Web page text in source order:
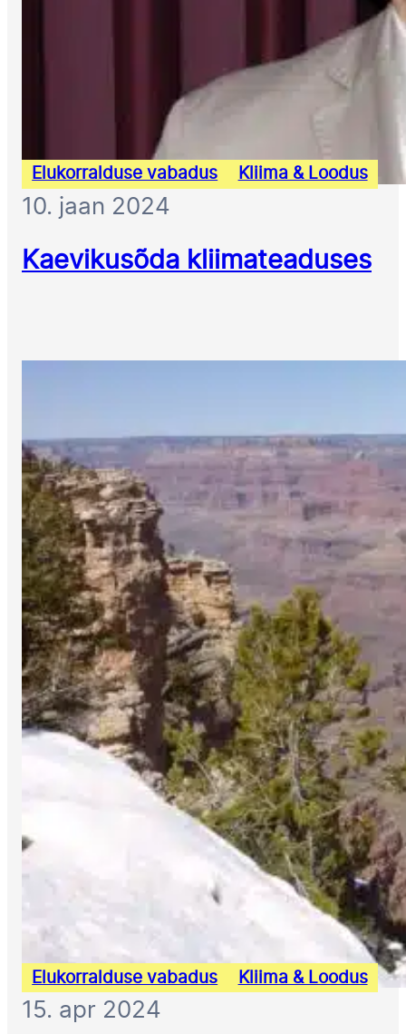
Elukorralduse vabadus Kliima & Loodus
10. jaan 2024
Kaevikusõda kliimateaduses
Elukorralduse vabadus Kliima & Loodus
15. apr 2024